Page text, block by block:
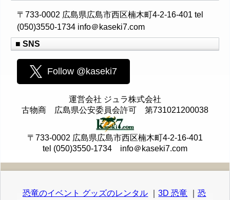
〒733-0002 広島県広島市西区楠木町4-2-16-401 tel
(050)3550-1734 info＠kaseki7.com
■ SNS
Follow @kaseki7
運営会社 ジュラ株式会社
古物商 広島県公安委員会許可 第731021200038
〒733-0002 広島県広島市西区楠木町4-2-16-401
tel (050)3550-1734 info＠kaseki7.com
恐竜のイベント グッズのレンタル ｜3D 恐竜 ｜恐